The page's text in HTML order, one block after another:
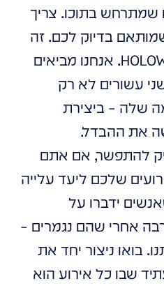
בתוכו. צריך
בדיוק לכם. זה
היתרון העצום של HOLOWAVE. אנחנו מביאים
עשורים לא רק
שלה – ביצירת
את ההבדל.
להתפשר, אם אתם
שלכם ליעד עלייה
ידברו על
אחרי שהם נגמרים –
בואו ניצור יחד את
שבו כל אירוע הוא